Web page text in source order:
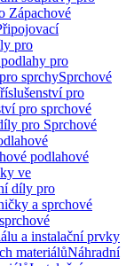
Zápachové
pro
pro
sprchySprchové
pro
pro sprchové
pro Sprchové
podlahové
ve
díly pro
a sprchové
a instalační prvky
materiálůNáhradní